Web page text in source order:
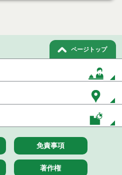
ページトップ
免責事項
著作権